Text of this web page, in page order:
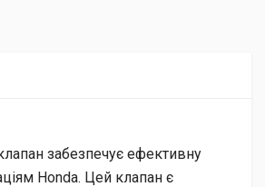
забезпечує ефективну
Honda. Цей клапан є